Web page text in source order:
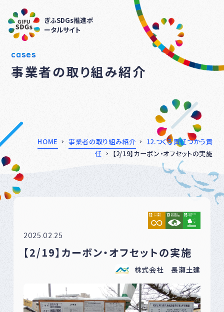
ぎふSDGs推進ポ
ータルサイト
cases
事業者の取り組み紹介
HOME 事業者の取り組み紹介
12.つくる責任つかう責
任
【2/19】カーボン・オフセットの実施
2025.02.25
【2/19】カーボン・オフセットの実施
株式会社 長瀬土建